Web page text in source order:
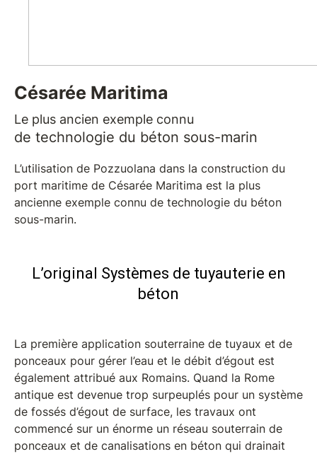
Césarée Maritima
Le plus ancien exemple connu
de technologie du béton sous-marin
L’utilisation de Pozzuolana dans la construction du
port maritime de Césarée Maritima est la plus
ancienne exemple connu de technologie du béton
sous-marin.
L’original Systèmes de tuyauterie en
béton
La première application souterraine de tuyaux et de
ponceaux pour gérer l’eau et le débit d’égout est
également attribué aux Romains. Quand la Rome
antique est devenue trop surpeuplés pour un système
de fossés d’égout de surface, les travaux ont
commencé sur un énorme un réseau souterrain de
ponceaux et de canalisations en béton qui drainait